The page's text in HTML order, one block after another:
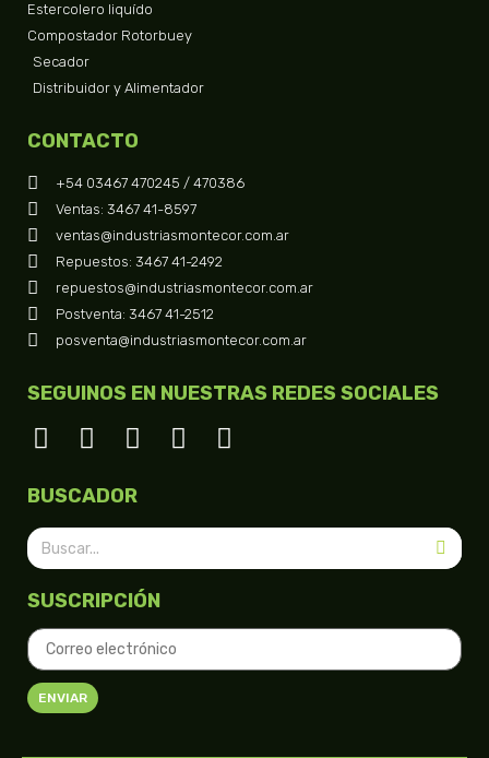
Estercolero liquído
Compostador Rotorbuey
Secador
Distribuidor y Alimentador
CONTACTO
+54 03467 470245 / 470386
Ventas: 3467 41-8597
ventas@industriasmontecor.com.ar
Repuestos: 3467 41-2492
repuestos@industriasmontecor.com.ar
Postventa: 3467 41-2512
posventa@industriasmontecor.com.ar
SEGUINOS EN NUESTRAS REDES SOCIALES
BUSCADOR
SUSCRIPCIÓN
ENVIAR